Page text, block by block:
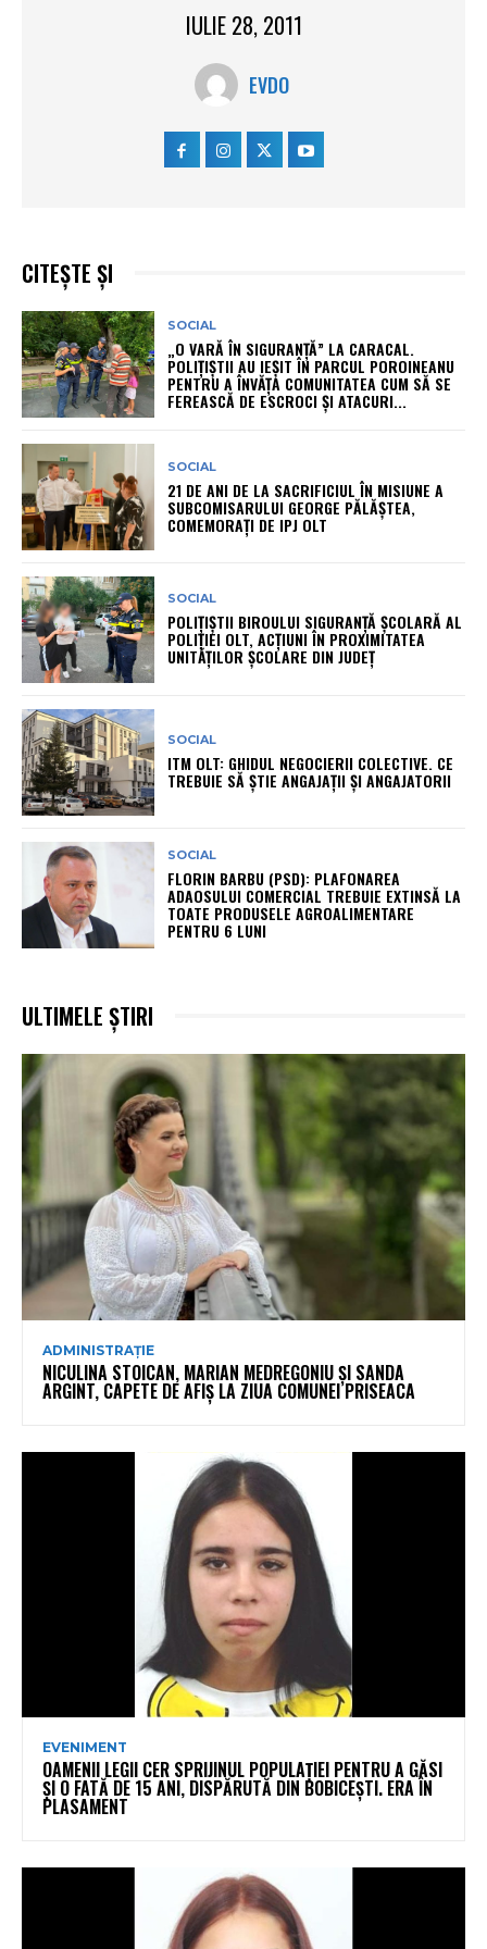
IULIE 28, 2011
EVDO
CITEȘTE ȘI
SOCIAL
„O VARĂ ÎN SIGURANȚĂ” LA CARACAL.
POLIȚIȘTII AU IEȘIT ÎN PARCUL POROINEANU
PENTRU A ÎNVĂȚA COMUNITATEA CUM SĂ SE
FEREASCĂ DE ESCROCI ȘI ATACURI...
SOCIAL
21 DE ANI DE LA SACRIFICIUL ÎN MISIUNE A
SUBCOMISARULUI GEORGE PĂLĂȘTEA,
COMEMORAȚI DE IPJ OLT
SOCIAL
POLIȚIȘTII BIROULUI SIGURANȚĂ ȘCOLARĂ AL
POLIȚIEI OLT, ACȚIUNI ÎN PROXIMITATEA
UNITĂȚILOR ȘCOLARE DIN JUDEȚ
SOCIAL
ITM OLT: GHIDUL NEGOCIERII COLECTIVE. CE
TREBUIE SĂ ȘTIE ANGAJAȚII ȘI ANGAJATORII
SOCIAL
FLORIN BARBU (PSD): PLAFONAREA
ADAOSULUI COMERCIAL TREBUIE EXTINSĂ LA
TOATE PRODUSELE AGROALIMENTARE
PENTRU 6 LUNI
ULTIMELE ȘTIRI
ADMINISTRAȚIE
NICULINA STOICAN, MARIAN MEDREGONIU ȘI SANDA
ARGINT, CAPETE DE AFIȘ LA ZIUA COMUNEI PRISEACA
EVENIMENT
OAMENII LEGII CER SPRIJINUL POPULAȚIEI PENTRU A GĂSI
ȘI O FATĂ DE 15 ANI, DISPĂRUTĂ DIN BOBICEȘTI. ERA ÎN
PLASAMENT